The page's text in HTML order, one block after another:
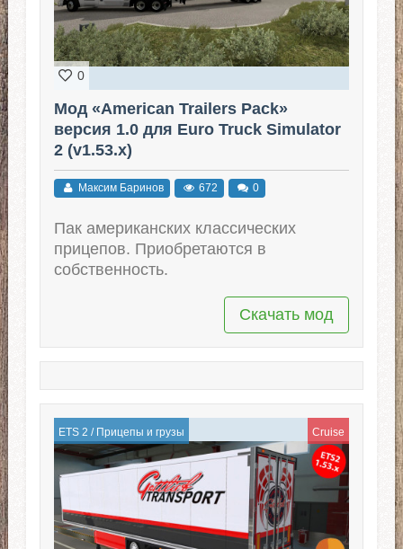
0
Мод «American Trailers Pack»
версия 1.0 для Euro Truck Simulator
2 (v1.53.x)
Максим Баринов 672 0
Пак американских классических
прицепов. Приобретаются в
собственность.
Скачать мод
ETS 2 / Прицепы и грузы Cruise